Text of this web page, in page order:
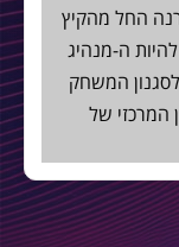
החל מהקיץ
ה-מנהיג
המשחק
המרכזי של